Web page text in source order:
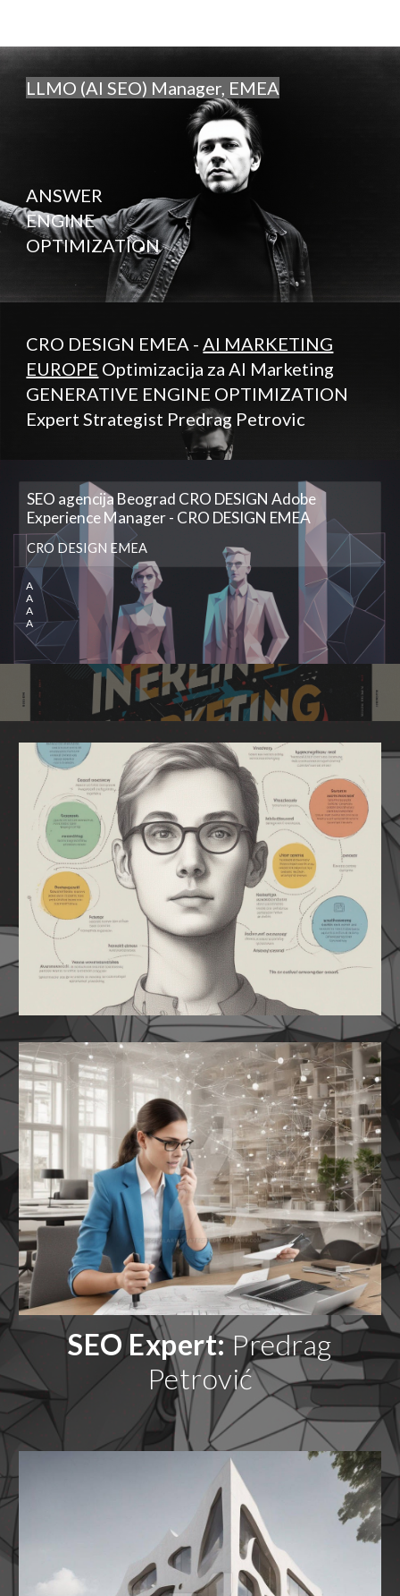
LLMO (AI SEO) Manager, EMEA
ANSWER
ENGINE
OPTIMIZATION
CRO DESIGN EMEA -AI MARKETING
EUROPE Optimizacija za AI Marketing
GENERATIVE ENGINE OPTIMIZATION
Expert Strategist Predrag Petrovic
SEO agencija Beograd CRO DESIGN Adobe
Experience Manager - CRO DESIGN EMEA
CRO DESIGN EMEA
A
A
A
A
SEO Expert:Predrag
Petrović